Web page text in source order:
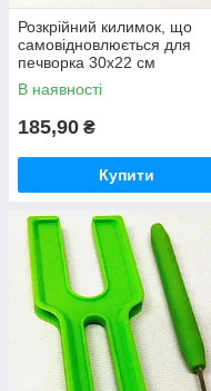
Розкрійний килимок, що
самовідновлюється для
печворка 30х22 см
В наявності
185,90 ₴
Купити